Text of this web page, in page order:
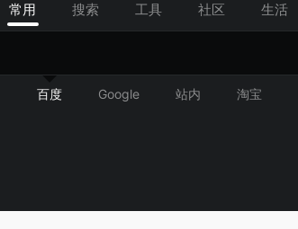
常用 搜索 工具 社区 生活
百度 Google 站内 淘宝